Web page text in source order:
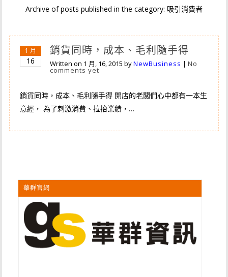
Archive of posts published in the category: 吸引消費者
1 月
16
銷貨同時，成本、毛利隨手得
Written on 1 月, 16, 2015 byNewBusiness |No
comments yet
銷貨同時，成本、毛利隨手得 開店的老闆們心中都有一本生
意經， 為了刺激消費、拉抬業績，…
華群官網